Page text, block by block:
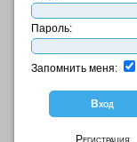
Пароль:
Запомнить меня:
Регистрация